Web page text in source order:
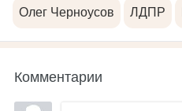
Олег Черноусов ЛДПР
Комментарии